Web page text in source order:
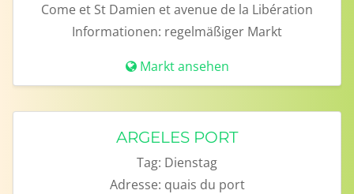
Come et St Damien et avenue de la Libération
Informationen: regelmäßiger Markt
Markt ansehen
ARGELES PORT
Tag: Dienstag
Adresse: quais du port